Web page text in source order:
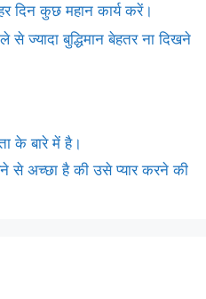
दिन कुछ महान कार्य करें।
ज्यादा बुद्धिमान बेहतर ना दिखने
के बारे में है।
से अच्छा है की उसे प्यार करने की